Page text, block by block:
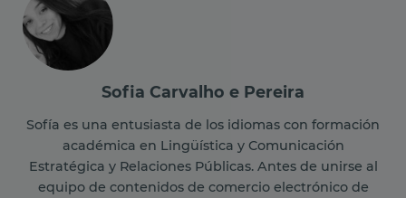
Sofia Carvalho e Pereira
Sofía es una entusiasta de los idiomas con formación
académica en Lingüística y Comunicación
Estratégica y Relaciones Públicas. Antes de unirse al
equipo de contenidos de comercio electrónico de